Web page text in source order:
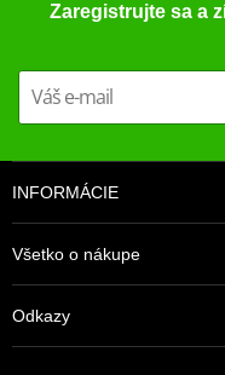
Zaregistrujte sa a
INFORMÁCIE
Všetko o nákupe
Odkazy